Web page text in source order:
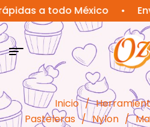
a todo México • Envío
Inicio /
Pasteleras / Nylon /